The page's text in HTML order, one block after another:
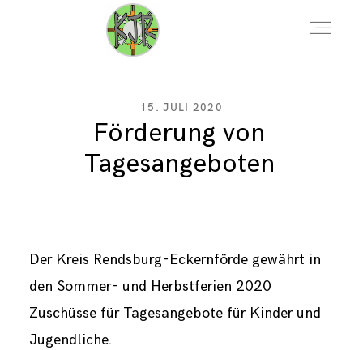
15. JULI 2020
Förderung von
Tagesangeboten
Der Kreis Rendsburg-Eckernförde gewährt in
den Sommer- und Herbstferien 2020
Zuschüsse für Tagesangebote für Kinder und
Jugendliche.
AKTUELLES
VERANSTALTUNGEN
KONTAKT